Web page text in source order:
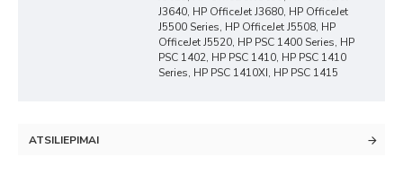
J3640, HP OfficeJet J3680, HP OfficeJet
J5500 Series, HP OfficeJet J5508, HP
OfficeJet J5520, HP PSC 1400 Series, HP
PSC 1402, HP PSC 1410, HP PSC 1410
Series, HP PSC 1410XI, HP PSC 1415
ATSILIEPIMAI